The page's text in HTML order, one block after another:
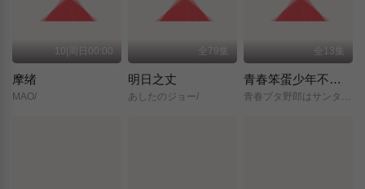
10|周日00:00
摩绪
MAO/
全79集
明日之丈
あしたのジョー/
全13集
青春笨蛋少年不做圣诞服女郎的梦
青春ブタ野郎はサンタクロースの夢を見ない/